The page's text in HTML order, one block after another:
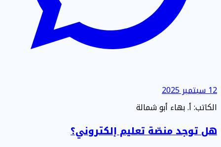
12 سبتمبر 2025
الكاتب: أ. بهاء أبو شمالة
هل توجد منصّة تعليم إلكتروني؟